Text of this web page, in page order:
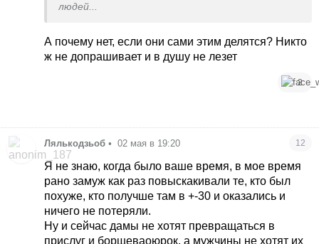
людей...
А почему нет, если они сами этим делятся? Никто
ж не допрашивает и в душу не лезет
2
Лялькодзьоб • 02 мая в 19:20 12
Я не знаю, когда было ваше время, в мое время
рано замуж как раз повыскакивали те, кто был
похуже, кто получше там в +-30 и оказались и
ничего не потеряли.
Ну и сейчас дамы не хотят превращаться в
прислуг и борщеваоюрок, а мужчины не хотят их